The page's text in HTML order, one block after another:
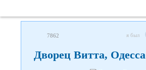
7862 я был
Дворец Витта, Одесса